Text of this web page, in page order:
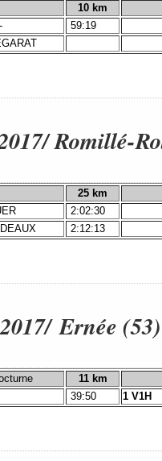
10 km
59:19
Romillé-
25 km
2:02:30
2:12:13
Ernée
11 km
39:50 1 V1H